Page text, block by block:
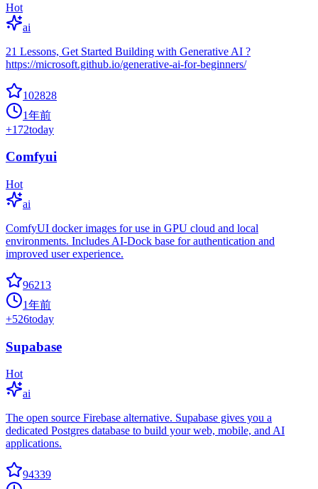
Hot
ai
21 Lessons, Get Started Building with Generative AI ?
https://microsoft.github.io/generative-ai-for-beginners/
102828
1年前
+172today
Comfyui
Hot
ai
ComfyUI docker images for use in GPU cloud and local
environments. Includes AI-Dock base for authentication and
improved user experience.
96213
1年前
+526today
Supabase
Hot
ai
The open source Firebase alternative. Supabase gives you a
dedicated Postgres database to build your web, mobile, and AI
applications.
94339